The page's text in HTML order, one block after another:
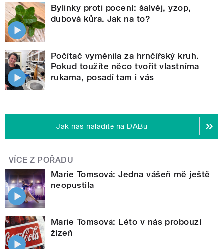
Bylinky proti pocení: šalvěj, yzop,
dubová kůra. Jak na to?
Počítač vyměnila za hrnčířský kruh.
Pokud toužíte něco tvořit vlastníma
rukama, posadí tam i vás
Jak nás naladíte na DABu
VÍCE Z POŘADU
Marie Tomsová: Jedna vášeň mě ještě
neopustila
Marie Tomsová: Léto v nás probouzí
žízeň